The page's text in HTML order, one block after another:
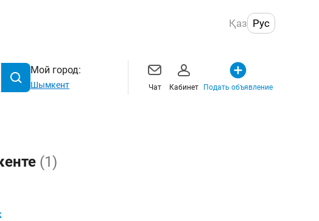
Қаз Рус
Мой город:
Шымкент Чат Кабинет Подать объявление
(1)